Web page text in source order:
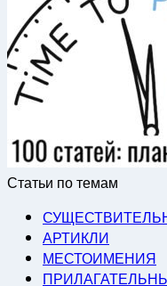
Статьи по темам
АРТИКЛИ
МЕСТОИМЕНИЯ